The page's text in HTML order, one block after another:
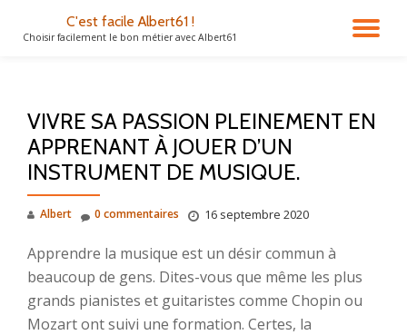
C'est facile Albert61 !
Choisir facilement le bon métier avec Albert61
VIVRE SA PASSION PLEINEMENT EN
APPRENANT À JOUER D’UN
INSTRUMENT DE MUSIQUE.
Albert 16 septembre 2020
0 commentaires
Apprendre la musique est un désir commun à
beaucoup de gens. Dites-vous que même les plus
grands pianistes et guitaristes comme Chopin ou
Mozart ont suivi une formation. Certes, la